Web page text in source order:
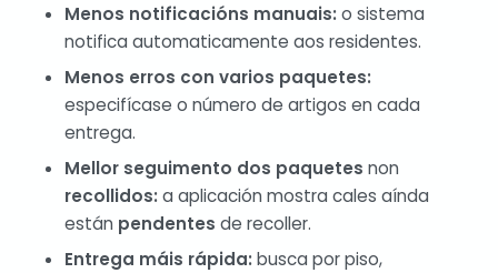
Menos notificacións manuais:o sistema
notifica automaticamente aos residentes.
Menos erros con varios paquetes:
especifícase o número de artigos en cada
entrega.
Mellor seguimento dos paquetes non
recollidos:a aplicación mostra cales aínda
están pendentes de recoller.
Entrega máis rápida:busca por piso,